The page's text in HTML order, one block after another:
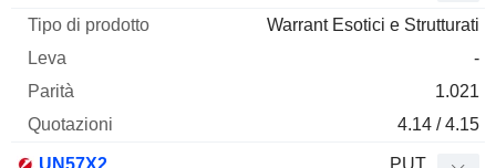
Warrant Esotici e Strutturati
-
1.021
4.14 / 4.15